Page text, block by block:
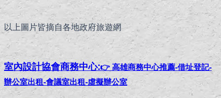
以上圖片皆摘自各地政府旅遊網
室內設計協會商務中心:👉 高雄商務中心推薦-借址登記-
辦公室出租-會議室出租-虛擬辦公室